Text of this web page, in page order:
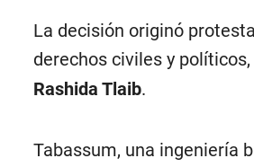
La decisión originó
derechos civiles y
Rashida Tlaib.
Tabassum, una ingeniería